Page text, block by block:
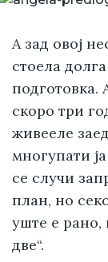
А зад овој
стоела
подготовка.
скоро три
живееле
многупати
се случи
план, но
уште е
две“.